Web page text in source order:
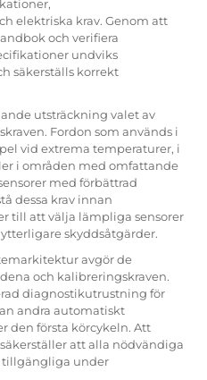
elektriska krav. Genom att
och verifiera
undviks
säkerställs korrekt
utsträckning valet av
Fordon som används i
vid extrema temperaturer, i
i områden med omfattande
med förbättrad
dessa krav innan
till att välja lämpliga sensorer
skyddsåtgärder.
avgör de
och kalibreringskraven.
diagnostikutrustning för
andra automatiskt
den första körcykeln. Att
att alla nödvändiga
tillgängliga under